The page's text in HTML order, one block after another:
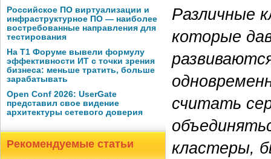
Российское ПО виртуализации и
инфраструктурное ПО — наиболее
востребованные направления для
тестирования
На Т1 Форуме вывели формулу
эффективности ИТ с точки зрения
бизнеса: меньше тратить, больше
зарабатывать
Open Conf 2026: UserGate
представил свое видение
архитектуры сетевого доверия
Рекомендуемые статьи
Различные
которые
считать
кластеры,